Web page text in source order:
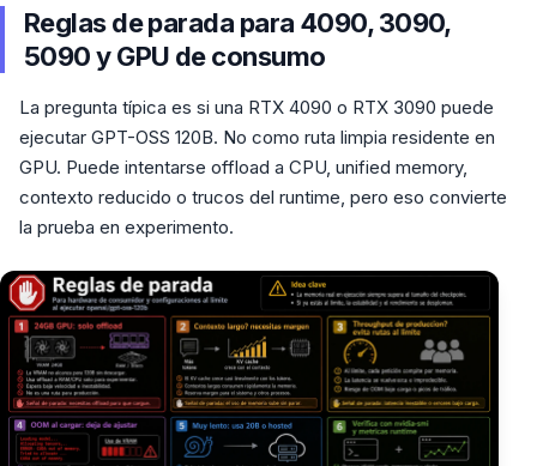
Reglas de parada para 4090, 3090,
5090 y GPU de consumo
La pregunta típica es si una RTX 4090 o RTX 3090 puede
ejecutar GPT-OSS 120B. No como ruta limpia residente en
GPU. Puede intentarse offload a CPU, unified memory,
contexto reducido o trucos del runtime, pero eso convierte
la prueba en experimento.